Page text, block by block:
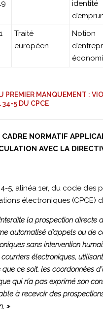
identité
Traité
européen
Notion
PREMIER MANQUEMENT :
34-5 DU CPCE
CADRE NORMATIF
AVEC LA
5, alinéa 1er, du code des
électroniques (CPCE)
la prospection directe
automatisé d’appels ou de
sans intervention
électroniques,
ce soit, les coordonnées
qui n’a pas exprimé son
à recevoir des
»